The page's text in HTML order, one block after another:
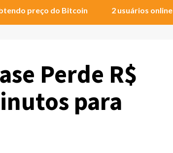
preço do Bitcoin 2 usuários online
Perde R$
para